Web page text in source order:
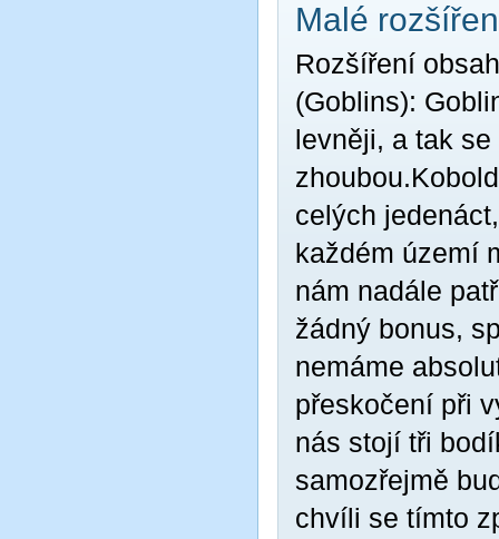
Malé
Rozšíření
(Goblins):
levněji, a tak
celých
každém území
nám nadále
žádný bonus,
nemáme
přeskočení při
nás stojí tři
samozřejmě
chvíli se tímto